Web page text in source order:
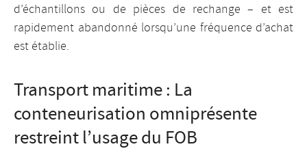
d’échantillons ou de pièces de rechange – et est
rapidement abandonné lorsqu’une fréquence d’achat
est établie.
Transport maritime : La
conteneurisation omniprésente
restreint l’usage du FOB